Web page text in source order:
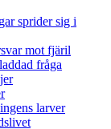
sprider sig i
mot fjäril
fråga
larver